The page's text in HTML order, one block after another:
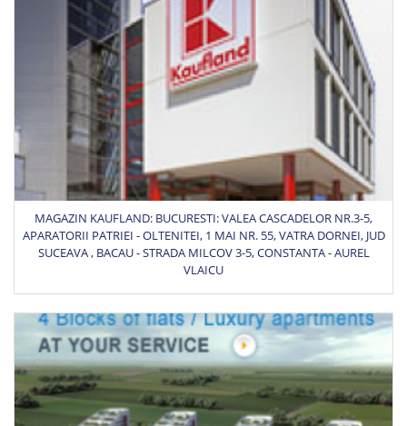
MAGAZIN KAUFLAND: BUCURESTI: VALEA CASCADELOR NR.3-5,
APARATORII PATRIEI - OLTENITEI, 1 MAI NR. 55, VATRA DORNEI, JUD
SUCEAVA , BACAU - STRADA MILCOV 3-5, CONSTANTA - AUREL
VLAICU